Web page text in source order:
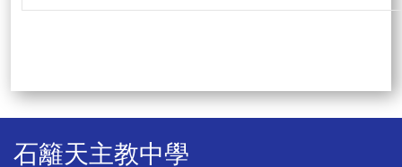
石籬天主教中學